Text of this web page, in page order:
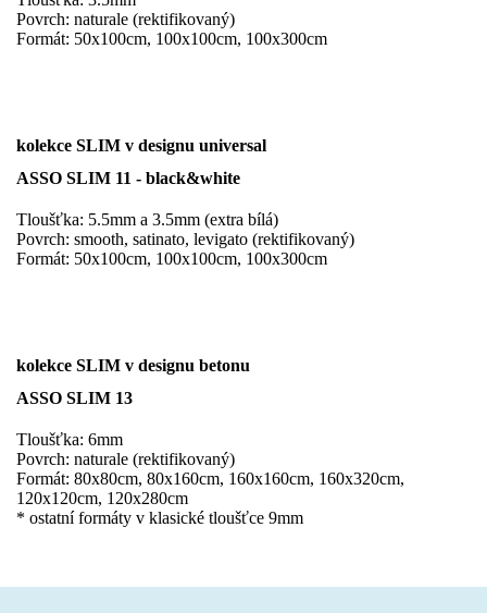
Povrch: naturale (rektifikovaný)
Formát: 50x100cm, 100x100cm, 100x300cm
kolekce SLIM v designu universal
ASSO SLIM 11 - black&white
Tloušťka: 5.5mm a 3.5mm (extra bílá)
Povrch: smooth, satinato, levigato (rektifikovaný)
Formát: 50x100cm, 100x100cm, 100x300cm
kolekce SLIM v designu betonu
ASSO SLIM 13
Tloušťka: 6mm
Povrch: naturale (rektifikovaný)
Formát: 80x80cm, 80x160cm, 160x160cm, 160x320cm,
120x120cm, 120x280cm
* ostatní formáty v klasické tloušťce 9mm